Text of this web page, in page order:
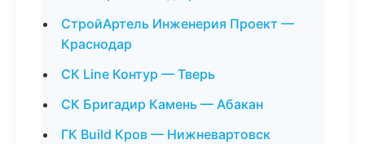
СтройАртель Инженерия Проект —
Краснодар
СК Line Контур — Тверь
СК Бригадир Камень — Абакан
ГК Build Кров — Нижневартовск